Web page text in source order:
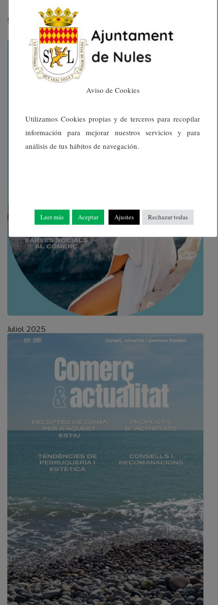
Setembre 2025
Juliol 2025
Aviso de Cookies
Utilizamos Cookies propias y de terceros para recopilar
información para mejorar nuestros servicios y para
análisis de tus hábitos de navegación.
Leer más Aceptar Ajustes Rechazar todas